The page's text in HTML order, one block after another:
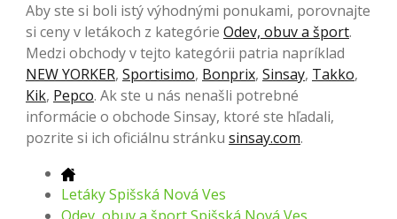
Aby ste si boli istý výhodnými ponukami, porovnajte
si ceny v letákoch z kategórie Odev, obuv a šport.
Medzi obchody v tejto kategórii patria napríklad
NEW YORKER, Sportisimo, Bonprix, Sinsay, Takko,
Kik, Pepco. Ak ste u nás nenašli potrebné
informácie o obchode Sinsay, ktoré ste hľadali,
pozrite si ich oficiálnu stránku sinsay.com.
Letáky Spišská Nová Ves